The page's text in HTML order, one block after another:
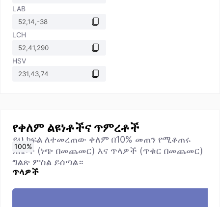
LAB
LCH
HSV
የቀለም ልዩነቶችና ጥምረቶች
ይህ ክፍል ለተመረጠው ቀለም በ10% መጠን የሚቆጠሩ
ነጠቦች (ነጭ በመጨመር) እና ጥላዎች (ጥቁር በመጨመር)
ግልጽ ምስል ይሰጣል።
ጥላዎች
0%
10%
20%
30%
40%
50%
60%
70%
80%
90%
100%